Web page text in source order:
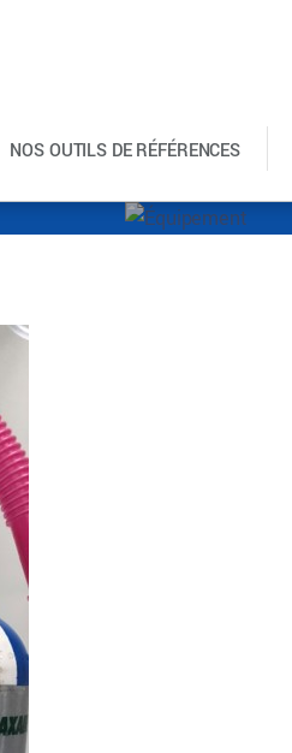
NOS OUTILS DE RÉFÉRENCES